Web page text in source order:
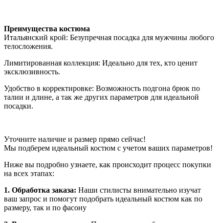
Преимущества костюма
Итальянский крой: Безупречная посадка для мужчины любого
телосложения.
Лимитированная коллекция: Идеально для тех, кто ценит
эксклюзивность.
Удобство в корректировке: Возможность подгона брюк по
талии и длине, а так же других параметров для идеальной
посадки.
Уточните наличие и размер прямо сейчас!
Мы подберем идеальный костюм с учетом ваших параметров!
Ниже вы подробно узнаете, как происходит процесс покупки
на всех этапах:
1. Обработка заказа: Наши стилисты внимательно изучат
ваш запрос и помогут подобрать идеальный костюм как по
размеру, так и по фасону